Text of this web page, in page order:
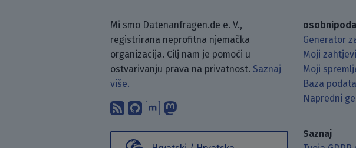
Mi smo Datenanfragen.de e. V.,
registrirana neprofitna njemačka
organizacija. Cilj nam je pomoći u
ostvarivanju prava na privatnost. Saznaj
više.
Pretplati se na naš blog koristeći
Pronađi nas na GitHubu.
Raspravljaj s nama putem
Prati nas na Mastodonu.
Generator
Moji zahtjevi
Moji
Baza
Napredni
Saznaj